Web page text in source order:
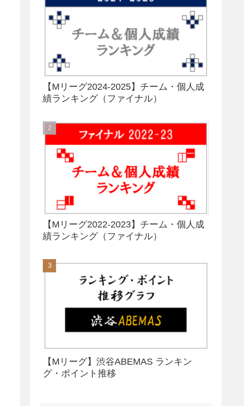
【Mリーグ2024-2025】チーム・個人成
績ランキング（ファイナル）
【Mリーグ2022-2023】チーム・個人成
績ランキング（ファイナル）
【Mリーグ】渋谷ABEMAS ランキン
グ・ポイント推移